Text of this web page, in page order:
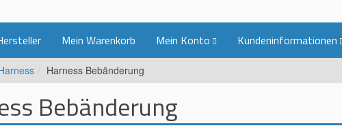
Mein Warenkorb Mein Konto Kundeninformationen
Harness Bebänderung
Bebänderung